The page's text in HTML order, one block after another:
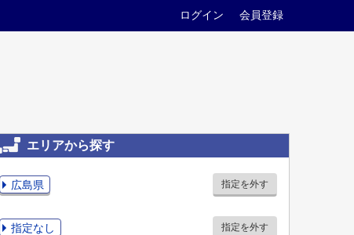
ログイン 会員登録
エリアから探す
広島県 指定を外す
指定なし 指定を外す